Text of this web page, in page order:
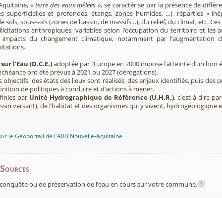
« terre des eaux mêlées », se caractérise par la présence de
superficielles et profondes, étangs, zones humides, …), réparties «
sols, sous-sols (zones de bassin, de massifs…), du relief, du climat, etc.
anthropiques, variables selon l’occupation du territoire et les
impacts du changement climatique, notamment par l’augmentation
l’Eau (D.C.E.)adoptée par l’Europe en 2000 impose l’atteinte d’un
ont été prévus à 2021 ou 2027 (dérogations).
objectifs, des états des lieux sont réalisés, des enjeux identifiés, puis des
de politiques à conduire et d’actions à mener.
par Unité Hydrographique de Référence (U.H.R.), c'est-à-dire
versant), de l’habitat et des organismes qui y vivent, hydrogéologique
le Géoportail de l'ARB Nouvelle-Aquitaine
ou de préservation de l’eau en cours sur votre commune. i